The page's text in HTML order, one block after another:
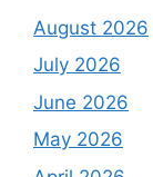
August 2026
July 2026
June 2026
May 2026